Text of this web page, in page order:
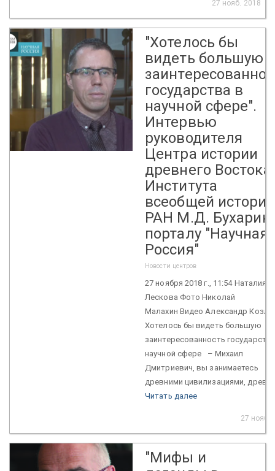
27 нояб. 2018
"Хотелось бы
видеть большую
государства в
научной сфере".
Интервью
руководителя
Центра истории
древнего Востока
Института
всеобщей истории
РАН М.Д.
порталу "Научная
Россия"
Новости центров
27 ноября 2018 г., 11:54 Наталия
Лескова Фото Николай
Малахин Видео Александр
Хотелось бы видеть большую
заинтересованность
научной сфере – Михаил
Дмитриевич, вы занимаетесь
древними цивилизациями,
Читать далее
27 нояб.
"Мифы и